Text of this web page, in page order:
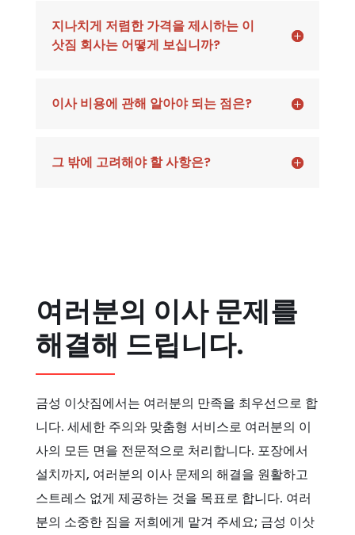
지나치게 저렴한 가격을 제시하는 이
삿짐 회사는 어떻게 보십니까?
이사 비용에 관해 알아야 되는 점은?
그 밖에 고려해야 할 사항은?
여러분의 이사 문제를
해결해 드립니다.
금성 이삿짐에서는 여러분의 만족을 최우선으로 합
니다. 세세한 주의와 맞춤형 서비스로 여러분의 이
사의 모든 면을 전문적으로 처리합니다. 포장에서
설치까지, 여러분의 이사 문제의 해결을 원활하고
스트레스 없게 제공하는 것을 목표로 합니다. 여러
분의 소중한 짐을 저희에게 맡겨 주세요; 금성 이삿